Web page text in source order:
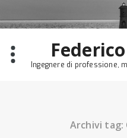
to
content
Ingegnere di professione,
Archivi tag: